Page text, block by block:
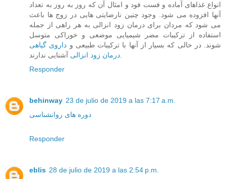
انواع غذاهای آماده و فست فود و امثال آن که روز به روز به تعداد
آنها افزوده می شود. وجود چنین نارضایتی هایی در زوج ها باعث
می شود که مردان برای درمان زود انزالی به هر راهی از جمله
استفاده از ترکیبات مضر شیمیایی موضعی و خوراکی متوسل
شوند. در حالی که بسیار از آنها با ترکیبات طبیعی و داروی گیاهی
درمان زود انزالی
Responder
behinway 23 de julio de 2019 a las 7:17 a.m.
دوره های روانشناسی
Responder
eblis 28 de julio de 2019 a las 2:54 p.m.